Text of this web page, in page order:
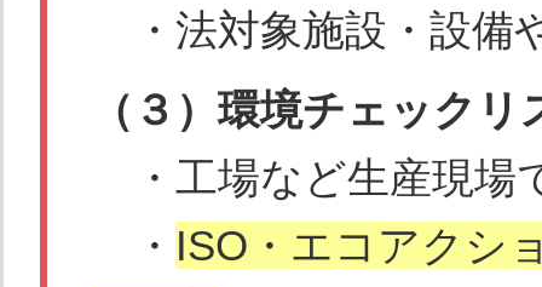
・法対象施設・設備
（３）環境チェック
・工場など生産現場
・ ISO・エコアクシ